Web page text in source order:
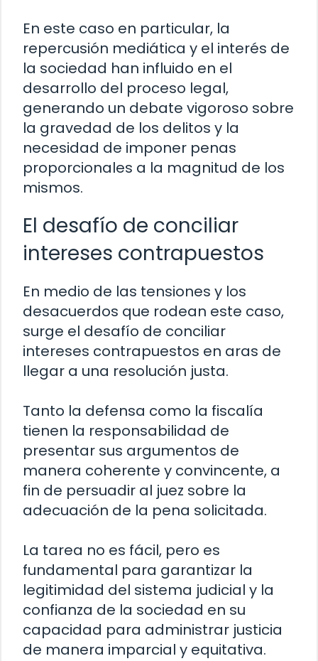
En este caso en particular, la
repercusión mediática y el interés de
la sociedad han influido en el
desarrollo del proceso legal,
generando un debate vigoroso sobre
la gravedad de los delitos y la
necesidad de imponer penas
proporcionales a la magnitud de los
mismos.
El desafío de conciliar
intereses contrapuestos
En medio de las tensiones y los
desacuerdos que rodean este caso,
surge el desafío de conciliar
intereses contrapuestos en aras de
llegar a una resolución justa.
Tanto la defensa como la fiscalía
tienen la responsabilidad de
presentar sus argumentos de
manera coherente y convincente, a
fin de persuadir al juez sobre la
adecuación de la pena solicitada.
La tarea no es fácil, pero es
fundamental para garantizar la
legitimidad del sistema judicial y la
confianza de la sociedad en su
capacidad para administrar justicia
de manera imparcial y equitativa.